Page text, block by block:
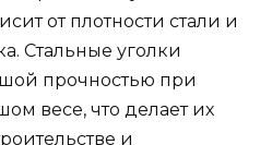
от плотности стали и
Стальные уголки
прочностью при
весе, что делает их
и